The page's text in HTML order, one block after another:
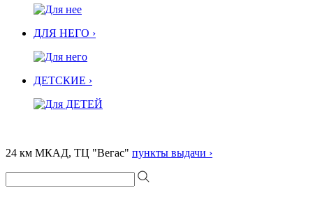
ДЛЯ НЕГО ›
ДЕТСКИЕ ›
24 км МКАД, ТЦ "Вегас" пункты выдачи ›